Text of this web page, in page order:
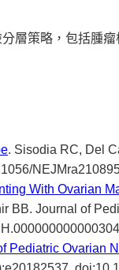
層策略，包括腫
. Sisodia RC, Del
With Ovarian
BB. Journal of
Pediatric Ovarian